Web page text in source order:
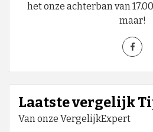
het onze achterban van
maar!
Laatste vergelijk
Van onze VergelijkExpert